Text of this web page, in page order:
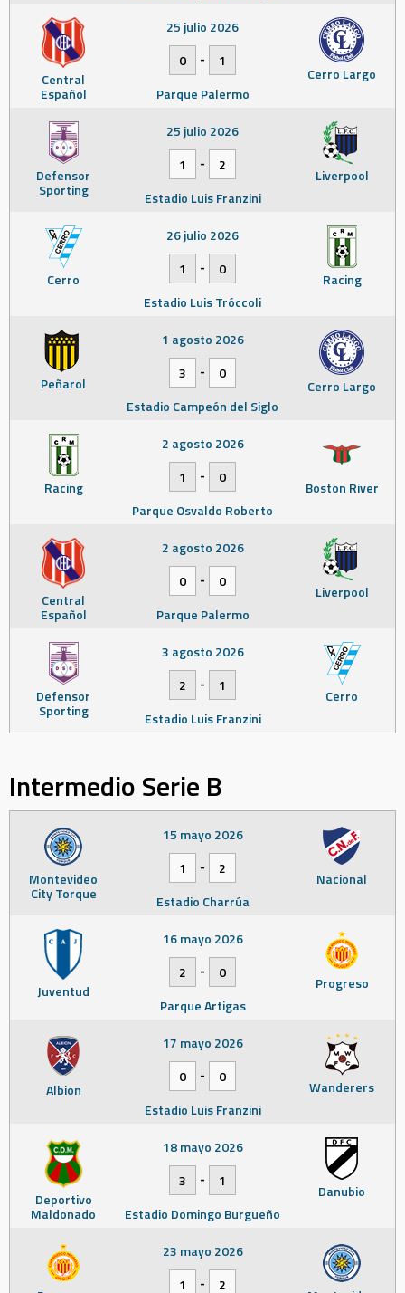
Central
Español
Cerro Largo
25 julio 2026
0
-
1
Parque Palermo
Defensor
Sporting
Liverpool
25 julio 2026
1
-
2
Estadio Luis Franzini
Cerro Racing
26 julio 2026
1
-
0
Estadio Luis Tróccoli
Peñarol Cerro Largo
1 agosto 2026
3
-
0
Estadio Campeón del Siglo
Racing Boston River
2 agosto 2026
1
-
0
Parque Osvaldo Roberto
Central
Español
Liverpool
2 agosto 2026
0
-
0
Parque Palermo
Defensor
Sporting
Cerro
3 agosto 2026
2
-
1
Estadio Luis Franzini
Intermedio Serie B
Montevideo
City Torque
Nacional
15 mayo 2026
1
-
2
Estadio Charrúa
Juventud Progreso
16 mayo 2026
2
-
0
Parque Artigas
Albion Wanderers
17 mayo 2026
0
-
0
Estadio Luis Franzini
Deportivo
Maldonado
Danubio
18 mayo 2026
3
-
1
Estadio Domingo Burgueño
23 mayo 2026
1
- 2